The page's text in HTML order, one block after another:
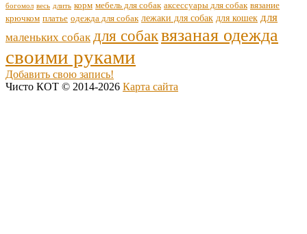
богомол весь длить корм мебель для собак аксессуары для собак вязание
крючком платье одежда для собак лежаки для собак для кошек для
маленьких собак для собаквязаная одежда
своими руками
Добавить свою запись!
Чисто КОТ © 2014-2026 Карта сайта